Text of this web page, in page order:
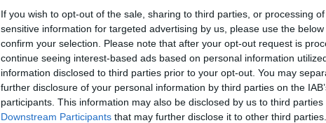
If you wish to opt-out of the sale, sharing to third parties, or processing
sensitive information for targeted advertising by us, please use the
confirm your selection. Please note that after your opt-out request is
continue seeing interest-based ads based on personal information
information disclosed to third parties prior to your opt-out. You may
further disclosure of your personal information by third parties on the
participants. This information may also be disclosed by us to third parties
Downstream Participants that may further disclose it to other third parties.
Shutterstock – Guzel